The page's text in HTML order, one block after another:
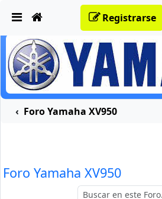
Registrarse
Foro Yamaha XV950
Foro Yamaha XV950